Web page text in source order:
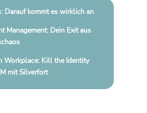
Darauf kommt es wirklich an
Management: Dein Exit aus
Workplace: Kill the Identity
mit Silverfort